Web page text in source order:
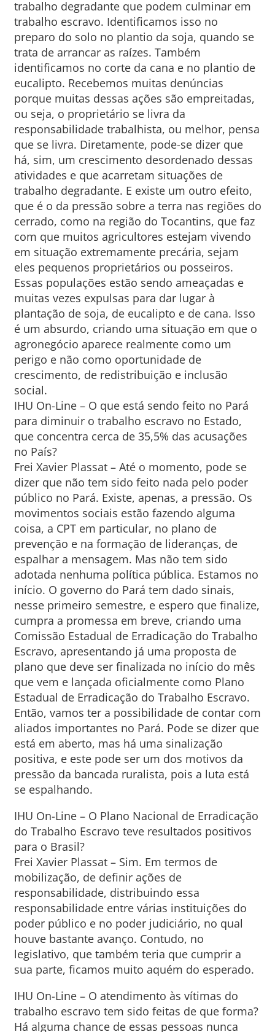
trabalho degradante que podem culminar em
trabalho escravo. Identificamos isso no
preparo do solo no plantio da soja, quando se
trata de arrancar as raízes. Também
identificamos no corte da cana e no plantio de
eucalipto. Recebemos muitas denúncias
porque muitas dessas ações são empreitadas,
ou seja, o proprietário se livra da
responsabilidade trabalhista, ou melhor, pensa
que se livra. Diretamente, pode-se dizer que
há, sim, um crescimento desordenado dessas
atividades e que acarretam situações de
trabalho degradante. E existe um outro efeito,
que é o da pressão sobre a terra nas regiões do
cerrado, como na região do Tocantins, que faz
com que muitos agricultores estejam vivendo
em situação extremamente precária, sejam
eles pequenos proprietários ou posseiros.
Essas populações estão sendo ameaçadas e
muitas vezes expulsas para dar lugar à
plantação de soja, de eucalipto e de cana. Isso
é um absurdo, criando uma situação em que o
agronegócio aparece realmente como um
perigo e não como oportunidade de
crescimento, de redistribuição e inclusão
social.
IHU On-Line – O que está sendo feito no Pará
para diminuir o trabalho escravo no Estado,
que concentra cerca de 35,5% das acusações
no País?
Frei Xavier Plassat – Até o momento, pode se
dizer que não tem sido feito nada pelo poder
público no Pará. Existe, apenas, a pressão. Os
movimentos sociais estão fazendo alguma
coisa, a CPT em particular, no plano de
prevenção e na formação de lideranças, de
espalhar a mensagem. Mas não tem sido
adotada nenhuma política pública. Estamos no
início. O governo do Pará tem dado sinais,
nesse primeiro semestre, e espero que finalize,
cumpra a promessa em breve, criando uma
Comissão Estadual de Erradicação do Trabalho
Escravo, apresentando já uma proposta de
plano que deve ser finalizada no início do mês
que vem e lançada oficialmente como Plano
Estadual de Erradicação do Trabalho Escravo.
Então, vamos ter a possibilidade de contar com
aliados importantes no Pará. Pode se dizer que
está em aberto, mas há uma sinalização
positiva, e este pode ser um dos motivos da
pressão da bancada ruralista, pois a luta está
se espalhando.
IHU On-Line – O Plano Nacional de Erradicação
do Trabalho Escravo teve resultados positivos
para o Brasil?
Frei Xavier Plassat – Sim. Em termos de
mobilização, de definir ações de
responsabilidade, distribuindo essa
responsabilidade entre várias instituições do
poder público e no poder judiciário, no qual
houve bastante avanço. Contudo, no
legislativo, que também teria que cumprir a
sua parte, ficamos muito aquém do esperado.
IHU On-Line – O atendimento às vítimas do
trabalho escravo tem sido feitas de que forma?
Há alguma chance de essas pessoas nunca